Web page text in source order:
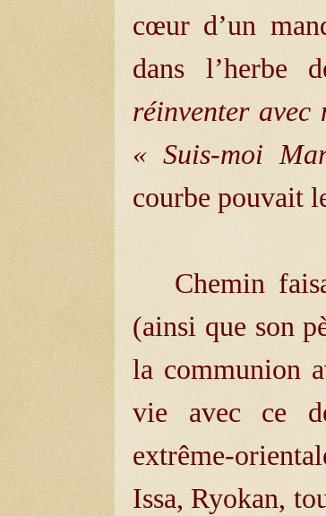
cœur d’un
dans l’herbe
réinventer
« Suis-moi
courbe pouvait
Chemin
(ainsi que son
la communion
vie avec ce
extrême-
Issa, Ryokan,